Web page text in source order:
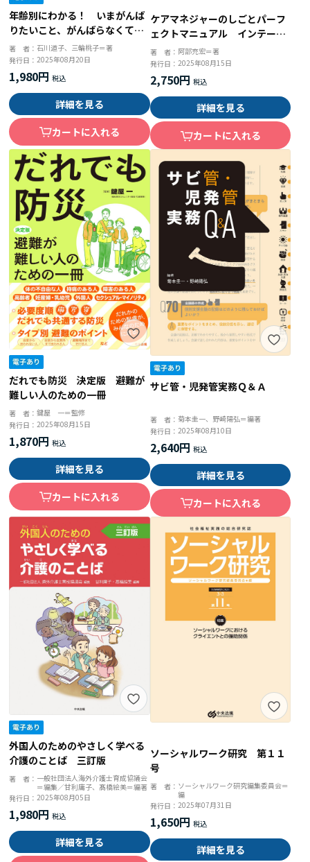
年齢別にわかる！ いまがんば
りたいこと、がんばらなくても
よいこと 発達凸凹キッズの子
育てナビ
著 者： 石川道子、三輪桃子＝著
発行日：2025年08月20日
1,980円
詳細を見る
カートに入れる
ケアマネジャーのしごとパーフ
ェクトマニュアル インテーク
からモニタリング、保険者への
届出まで その手順とすべきこ
と
著 者： 阿部充宏＝著
発行日： 2025年08月15日
2,750円
詳細を見る
カートに入れる
だれでも防災 決定版 避難が
難しい人のための一冊
著 者：鍵屋 一＝監修
発行日：2025年08月15日
1,870円
詳細を見る
カートに入れる
サビ管・児発管実務Ｑ＆Ａ
著 者： 菊本圭一、野崎陽弘＝編著
発行日： 2025年08月10日
2,640円
詳細を見る
カートに入れる
外国人のためのやさしく学べる
介護のことば 三訂版
著 者： 一般社団法人海外介護士育成協議会
＝編集／甘利庸子、髙橋絵美＝編著
発行日：2025年08月05日
1,980円
詳細を見る
ソーシャルワーク研究 第１１
号
著 者： ソーシャルワーク研究編集委員会＝
編
発行日： 2025年07月31日
1,650円
詳細を見る